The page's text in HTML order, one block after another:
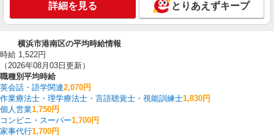
詳細を見る とりあえずキープ
横浜市港南区の平均時給情報
時給 1,522円
（2026年08月03日更新）
職種別平均時給
英会話・語学関連2,070円
作業療法士・理学療法士・言語聴覚士・視能訓練士1,830円
個人営業1,750円
コンビニ・スーパー1,700円
家事代行1,700円